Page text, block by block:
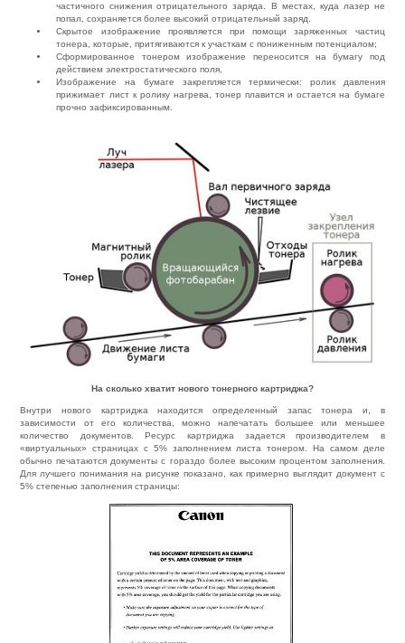
частичного снижения отрицательного заряда. В местах, куда лазер не
попал, сохраняется более высокий отрицательный заряд.
Скрытое изображение проявляется при помощи заряженных частиц
тонера, которые, притягиваются к участкам с пониженным потенциалом;
Сформированное тонером изображение переносится на бумагу под
действием электростатического поля,
Изображение на бумаге закрепляется термически: ролик давления
прижимает лист к ролику нагрева, тонер плавится и остается на бумаге
прочно зафиксированным.
На сколько хватит нового тонерного картриджа?
Внутри нового картриджа находится определенный запас тонера и, в
зависимости от его количества, можно напечатать большее или меньшее
количество документов. Ресурс картриджа задается производителем в
«виртуальных» страницах с 5% заполнением листа тонером. На самом деле
обычно печатаются документы с гораздо более высоким процентом заполнения.
Для лучшего понимания на рисунке показано, как примерно выглядит документ с
5% степенью заполнения страницы: